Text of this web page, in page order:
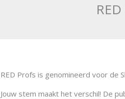
RED Profs is genomineerd voor de
Jouw stem maakt het verschil! De